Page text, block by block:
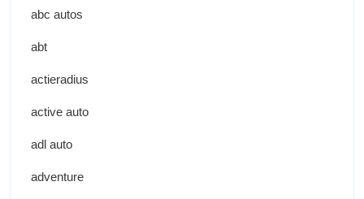
abc autos
abt
actieradius
active auto
adl auto
adventure